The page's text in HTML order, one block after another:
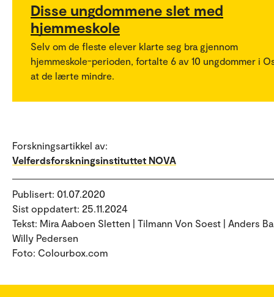
Disse ungdommene slet med
hjemmeskole
Selv om de fleste elever klarte seg bra gjennom
hjemmeskole-perioden, fortalte 6 av 10 ungdommer i
at de lærte mindre.
Forskningsartikkel av:
Velferdsforskningsinstituttet NOVA
Publisert: 01.07.2020
Sist oppdatert: 25.11.2024
Tekst: Mira Aaboen Sletten | Tilmann Von Soest | Anders
Willy Pedersen
Foto: Colourbox.com